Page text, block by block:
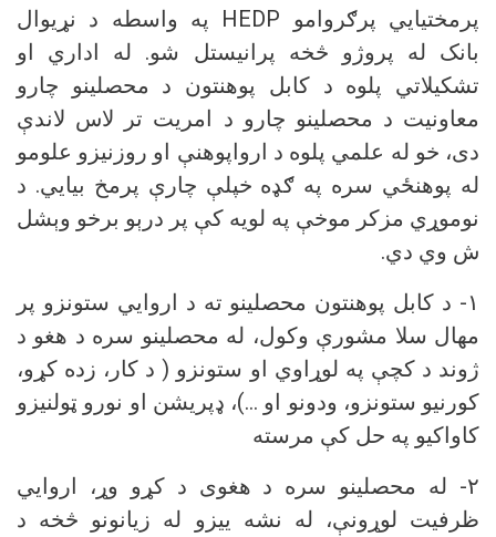
پرمختیايي پرګروامو HEDP په واسطه د نړیوال
بانک له پروژو څخه پرانیستل شو. له اداري او
تشکیلاتي پلوه د کابل پوهنتون د محصلینو چارو
معاونیت د محصلینو چارو د امریت تر لاس لاندې
دی، خو له علمي پلوه د ارواپوهنې او روزنیزو علومو
له پوهنځي سره په ګډه خپلې چارې پرمخ بیايي. د
نوموړي مزکر موخې په لویه کې پر درېو برخو وېشل
ش وي دي.
۱- د کابل پوهنتون محصلینو ته د اروايي ستونزو پر
مهال سلا مشورې وکول، له محصلینو سره د هغو د
ژوند د کچې په لوړاوي او ستونزو ( د کار، زده کړو،
کورنیو ستونزو، ودونو او ...)، ډپریشن او نورو ټولنیزو
کاواکیو په حل کې مرسته
۲- له محصلینو سره د هغوی د کړو وړ، اروايي
ظرفیت لوړونې، له نشه ییزو له زیانونو څخه د